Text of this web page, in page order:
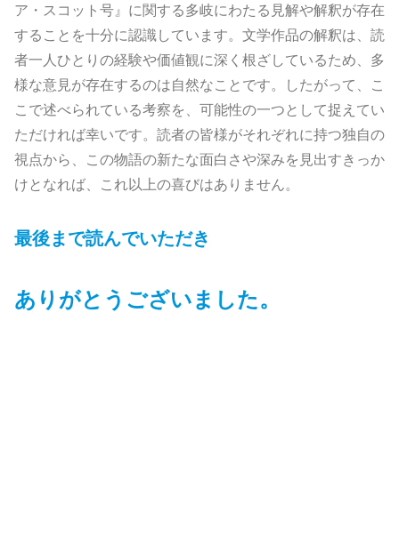
ア・スコット号』に関する多岐にわたる見解や解釈が存在
することを十分に認識しています。文学作品の解釈は、読
者一人ひとりの経験や価値観に深く根ざしているため、多
様な意見が存在するのは自然なことです。したがって、こ
こで述べられている考察を、可能性の一つとして捉えてい
ただければ幸いです。読者の皆様がそれぞれに持つ独自の
視点から、この物語の新たな面白さや深みを見出すきっか
けとなれば、これ以上の喜びはありません。
最後まで読んでいただき
ありがとうございました。